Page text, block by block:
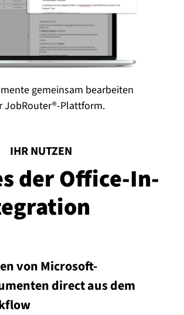
gemeinsam bearbeiten
JobRouter®-Plattform.
IHR NUTZEN
der Of­fice-In­
von Microsoft-
direct aus dem